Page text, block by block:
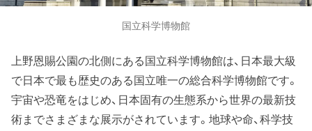
国立科学博物館
上野恩賜公園の北側にある国立科学博物館は、日本最大級
で日本で最も歴史のある国立唯一の総合科学博物館です。
宇宙や恐竜をはじめ、日本固有の生態系から世界の最新技
術までさまざまな展示がされています。地球や命、科学技